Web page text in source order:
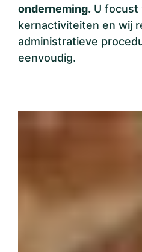
onderneming. U focust
kernactiviteiten en wij
administratieve
eenvoudig.